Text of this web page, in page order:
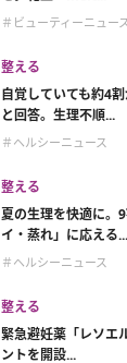
＃ビューティーニュース
整える
自覚していても約4
と回答。生理不順...
＃ヘルシーニュース
整える
夏の生理を快適に。
イ・蒸れ」に応える...
＃ヘルシーニュース
整える
緊急避妊薬「レソエ
ントを開設...